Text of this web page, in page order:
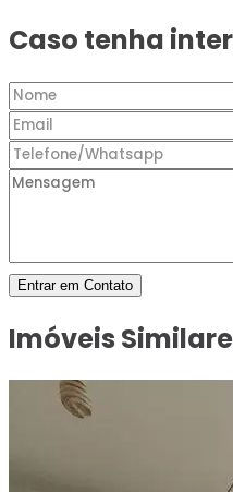
Caso tenha
Entrar em Contato
Imóveis